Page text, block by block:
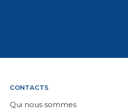
CONTACTS
Qui nous sommes